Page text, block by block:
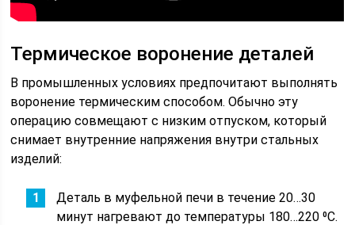
Термическое воронение деталей
В промышленных условиях предпочитают выполнять
воронение термическим способом. Обычно эту
операцию совмещают с низким отпуском, который
снимает внутренние напряжения внутри стальных
изделий:
Деталь в муфельной печи в течение 20…30
минут нагревают до температуры 180…220 ⁰С.